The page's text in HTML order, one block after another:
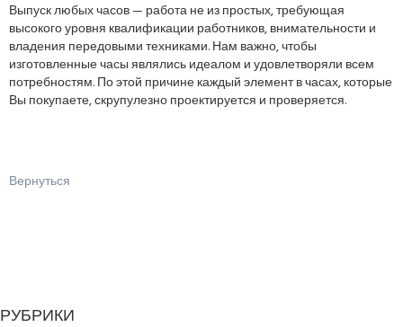
Выпуск любых часов — работа не из простых, требующая
высокого уровня квалификации работников, внимательности и
владения передовыми техниками. Нам важно, чтобы
изготовленные часы являлись идеалом и удовлетворяли всем
потребностям. По этой причине каждый элемент в часах, которые
Вы покупаете, скрупулезно проектируется и проверяется.
Вернуться
РУБРИКИ